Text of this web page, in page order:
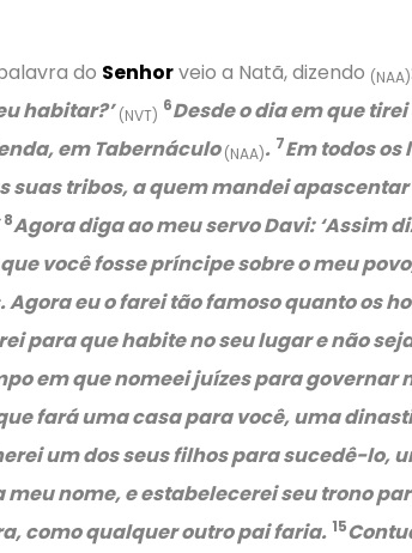
do Senhorveio a Natã, dizendo (NAA)
habitar?’ (NVT)
6Desde o dia em que
em Tabernáculo(NAA). 7Em todos
tribos, a quem mandei apascentar
8Agora diga ao meu servo Davi:‘Assim
você fosse príncipe sobre o meu
eu o farei tão famoso quanto os
para que habite no seu lugar e não
em que nomeei juízes para governar
fará uma casa para você, uma
um dos seus filhos para sucedê-lo,
nome, e estabelecerei seu trono
como qualquer outro pai faria. 15